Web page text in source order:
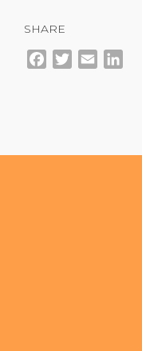
SHARE
Facebook
TwitterEmail